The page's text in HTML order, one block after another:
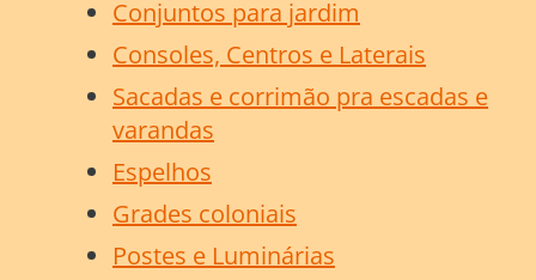
Conjuntos para jardim
Consoles, Centros e Laterais
Sacadas e corrimão pra escadas e
varandas
Espelhos
Grades coloniais
Postes e Luminárias